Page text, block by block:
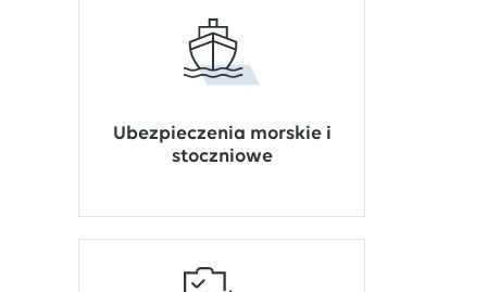
Ubezpieczenia morskie i
stoczniowe